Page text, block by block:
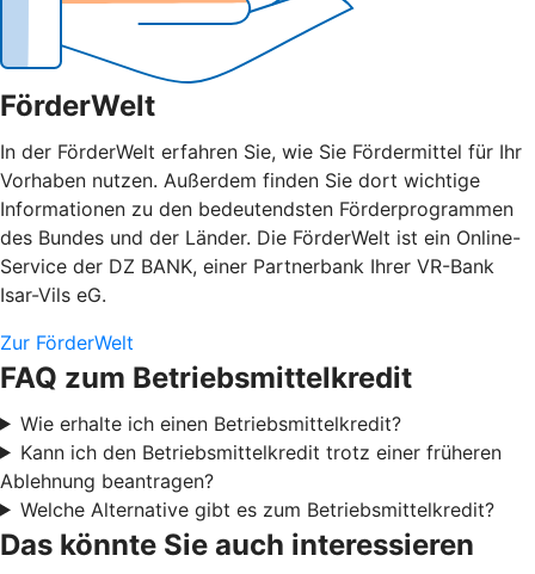
FörderWelt
In der FörderWelt erfahren Sie, wie Sie Fördermittel für Ihr
Vorhaben nutzen. Außerdem finden Sie dort wichtige
Informationen zu den bedeutendsten Förderprogrammen
des Bundes und der Länder. Die FörderWelt ist ein Online-
Service der DZ BANK, einer Partnerbank Ihrer VR-Bank
Isar-Vils eG.
Zur FörderWelt
FAQ zum Betriebsmittelkredit
Wie erhalte ich einen Betriebsmittelkredit?
Kann ich den Betriebsmittelkredit trotz einer früheren
Ablehnung beantragen?
Welche Alternative gibt es zum Betriebsmittelkredit?
Das könnte Sie auch interessieren